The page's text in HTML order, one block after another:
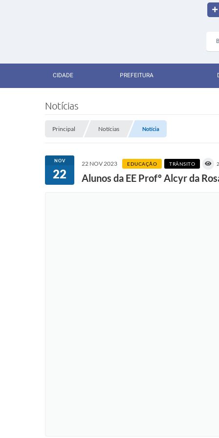
CIDADE PREFEITURA
Notícias
Principal Notícias Notícia
NOV
22
22 NOV 2023 EDUCAÇÃO TRÂNSITO
Alunos da EE Profº Alcyr da